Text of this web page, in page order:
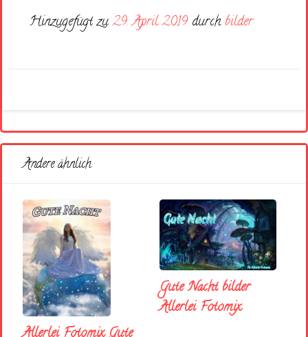
Hinzugefügt zu29. April 2019 durch bilder
Andere ähnlich
Gute Nacht bilder
Allerlei Fotomix